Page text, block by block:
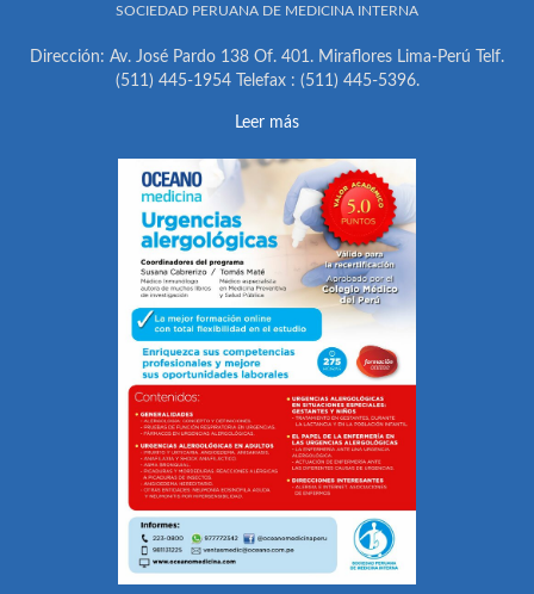
SOCIEDAD PERUANA DE MEDICINA INTERNA
Dirección: Av. José Pardo 138 Of. 401. Miraflores Lima-Perú Telf.
(511) 445-1954 Telefax : (511) 445-5396.
Leer más